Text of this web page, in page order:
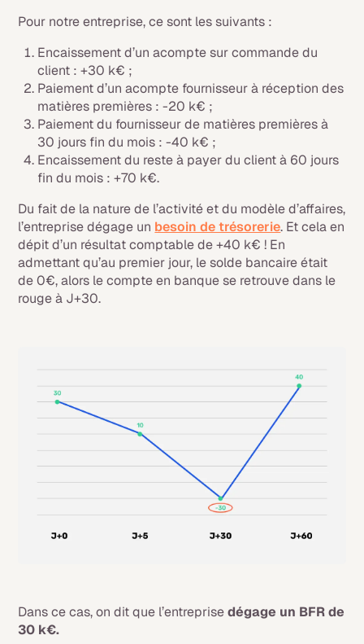
Pour notre entreprise, ce sont les suivants :
Encaissement d’un acompte sur commande du
client : +30 k€ ;
Paiement d’un acompte fournisseur à réception des
matières premières : -20 k€ ;
Paiement du fournisseur de matières premières à
30 jours fin du mois : -40 k€ ;
Encaissement du reste à payer du client à 60 jours
fin du mois : +70 k€.
Du fait de la nature de l’activité et du modèle d’affaires,
l’entreprise dégage un besoin de trésorerie. Et cela en
dépit d’un résultat comptable de +40 k€ ! En
admettant qu’au premier jour, le solde bancaire était
de 0€, alors le compte en banque se retrouve dans le
rouge à J+30.
Dans ce cas, on dit que l’entreprisedégage un BFR de
30 k€.